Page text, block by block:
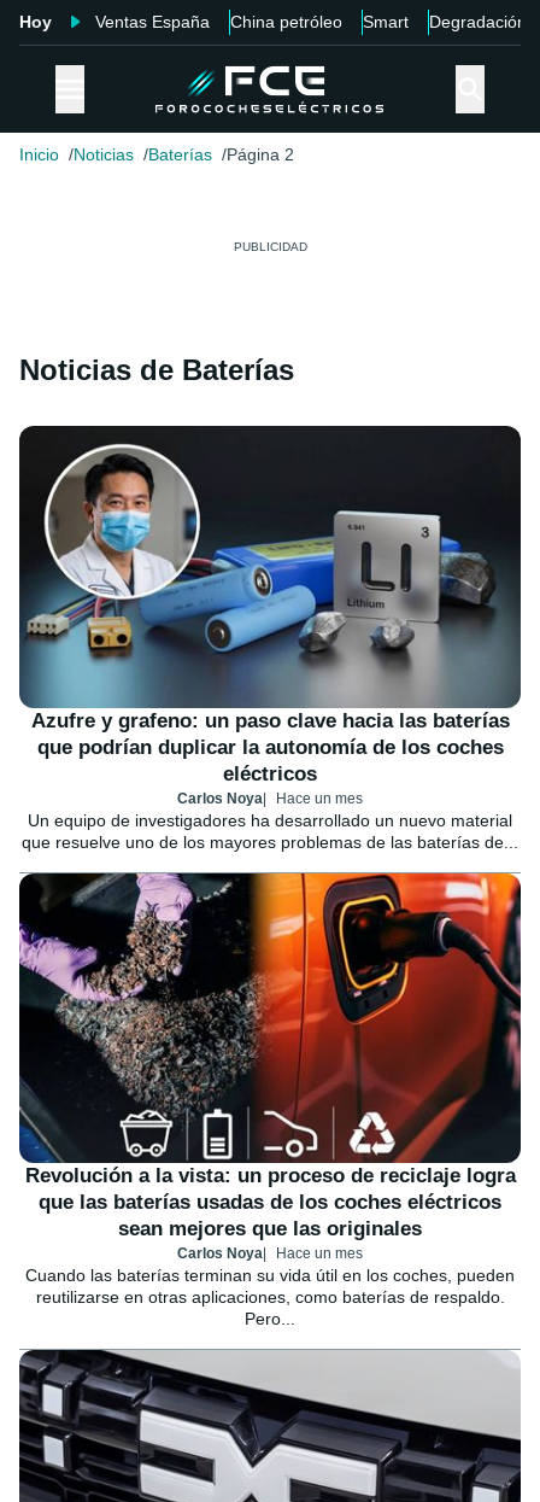
Hoy Ventas España China petróleo Smart Degradación
Inicio Noticias Baterías Página 2
Noticias de Baterías
Azufre y grafeno: un paso clave hacia las baterías
que podrían duplicar la autonomía de los coches
eléctricos
Carlos Noya Hace un mes
Un equipo de investigadores ha desarrollado un nuevo material
que resuelve uno de los mayores problemas de las baterías de...
Revolución a la vista: un proceso de reciclaje logra
que las baterías usadas de los coches eléctricos
sean mejores que las originales
Carlos Noya Hace un mes
Cuando las baterías terminan su vida útil en los coches, pueden
reutilizarse en otras aplicaciones, como baterías de respaldo.
Pero...